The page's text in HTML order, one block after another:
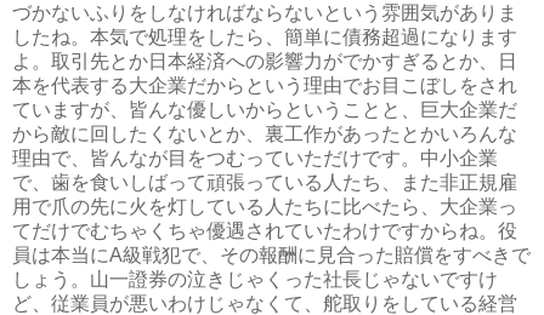
づかないふりをしなければならないという雰囲気がありま
したね。本気で処理をしたら、簡単に債務超過になります
よ。取引先とか日本経済への影響力がでかすぎるとか、日
本を代表する大企業だからという理由でお目こぼしをされ
ていますが、皆んな優しいからということと、巨大企業だ
から敵に回したくないとか、裏工作があったとかいろんな
理由で、皆んなが目をつむっていただけです。中小企業
で、歯を食いしばって頑張っている人たち、また非正規雇
用で爪の先に火を灯している人たちに比べたら、大企業っ
てだけでむちゃくちゃ優遇されていたわけですからね。役
員は本当にA級戦犯で、その報酬に見合った賠償をすべきで
しょう。山一證券の泣きじゃくった社長じゃないですけ
ど、従業員が悪いわけじゃなくて、舵取りをしている経営